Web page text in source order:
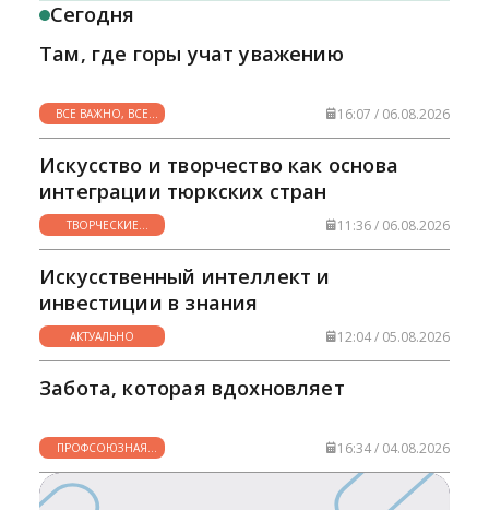
Сегодня
Там, где горы учат уважению
ВСЕ ВАЖНО, ВСЕ
НУЖНО
16:07 / 06.08.2026
Искусство и творчество как основа
интеграции тюркских стран
ТВОРЧЕСКИЕ
ГОРИЗОНТЫ
11:36 / 06.08.2026
Искусственный интеллект и
инвестиции в знания
АКТУАЛЬНО 12:04 / 05.08.2026
Забота, которая вдохновляет
ПРОФСОЮЗНАЯ
ЖИЗНЬ
16:34 / 04.08.2026